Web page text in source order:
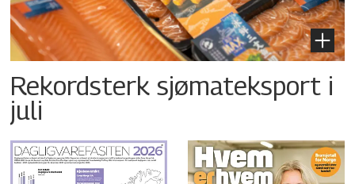
Rekordsterk sjømateksport i
juli